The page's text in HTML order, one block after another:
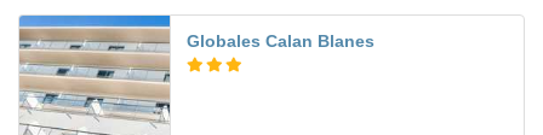
Globales Calan Blanes